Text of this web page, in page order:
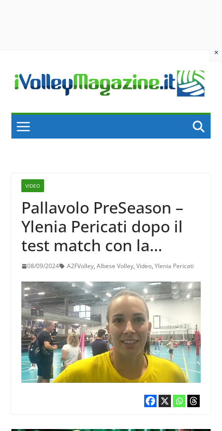
×
content
VIDEO
Pallavolo PreSeason –
Ylenia Pericati dopo il
test match con la
Futura Giovani: “Molto
contenta di come
abbiamo lavorato oggi,
spero continueremo
così”
08/09/2024 A2FVolley, Albese Volley, Video, Ylenia Pericati